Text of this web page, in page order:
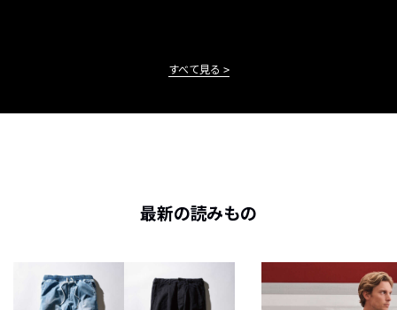
すべて見る
最新の読みもの